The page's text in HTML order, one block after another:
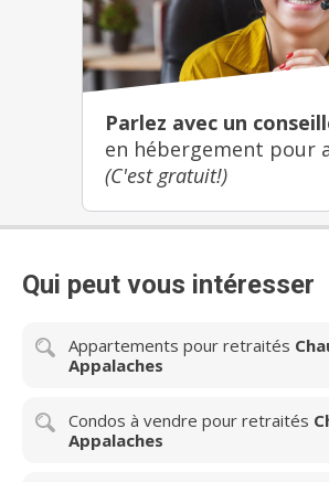
et régional ainsi qu'un environnement
Parlez avec un
en hébergement pour
(C'est gratuit!)
Qui peut vous intéresser
Appartements pour retraités
Appalaches
Condos à vendre pour retraités
Appalaches